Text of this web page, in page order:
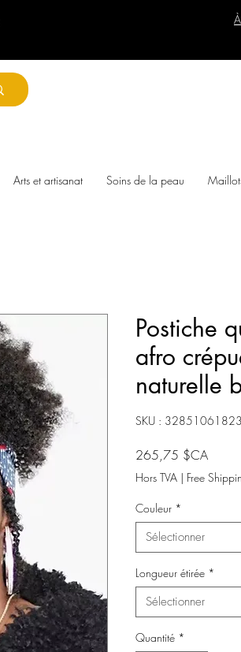
Arts et artisanat Soins de la peau
Postiche
afro
naturelle
SKU : 32851061823
265,75 $CAPrix
Hors TVA | Free
Couleur *
Sélectionner
Longueur étirée *
Sélectionner
Quantité *